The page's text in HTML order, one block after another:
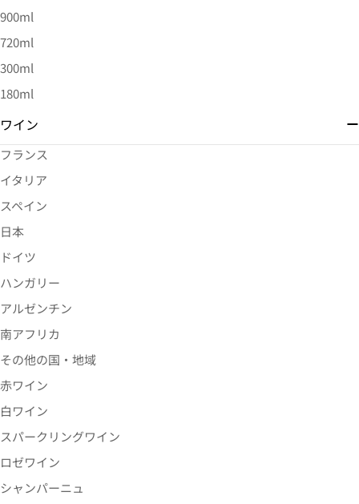
900ml
720ml
300ml
180ml
ワイン
フランス
イタリア
スペイン
日本
ドイツ
ハンガリー
アルゼンチン
南アフリカ
その他の国・地域
赤ワイン
白ワイン
スパークリングワイン
ロゼワイン
シャンパーニュ